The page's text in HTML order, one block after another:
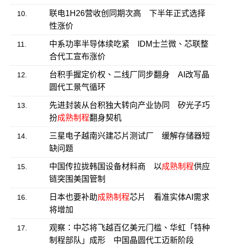
10.
联电1H26营收创同期次高 下半年正式选择
性涨价
11.
中系功率半导体续吃紧 IDM士兰微、芯联整
合代工宣布涨价
12.
台积手握定价权、二线厂同步翻身 AI改写晶
圆代工景气循环
13.
先进封装从台积独大转向产业协同 矽光子巧
扮成熟制程翻身契机
14.
三星电子越南兴建芯片测试厂 缓解存储器短
缺问题
15. 中国传拉拢韩国设备材料商 以成熟制程供应
链突围美国管制
16. 日本也要补助成熟制程芯片 看准实体AI需求
将增加
17.
观察：中芯将飞越百亿美元门槛、华虹「特种
制程部队」成形 中国晶圆代工迈新阶段